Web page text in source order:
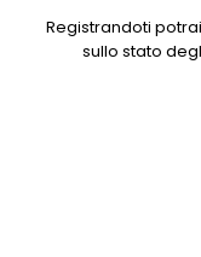
Registrandoti
sullo stato